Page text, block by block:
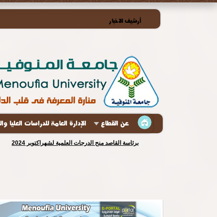
أرشيف الاخبار
عن القطاع الإدارة العامة للدراسات العليا
برئاسة القاصد منح الدرجات العلمية لشهراكتوبر 2024